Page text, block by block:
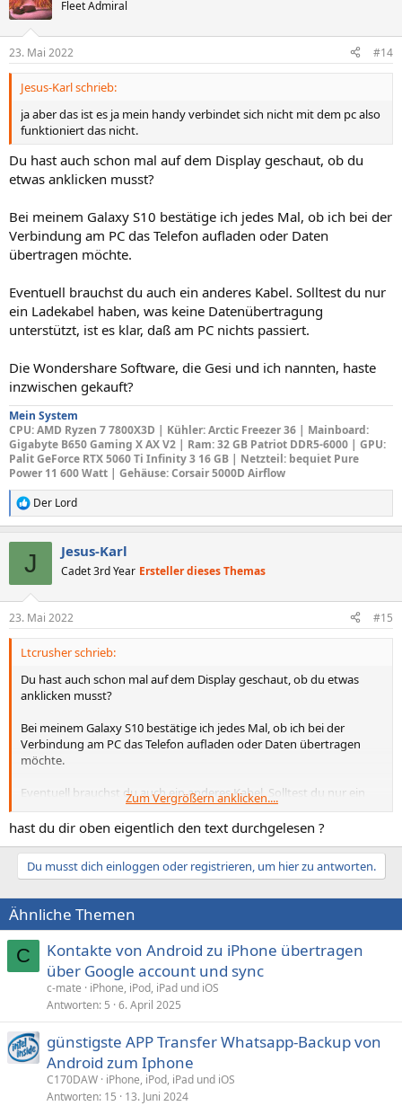
Fleet Admiral
23. Mai 2022 #14
Jesus-Karl schrieb:
ja aber das ist es ja mein handy verbindet sich nicht mit dem pc also
funktioniert das nicht.
Du hast auch schon mal auf dem Display geschaut, ob du
etwas anklicken musst?
Bei meinem Galaxy S10 bestätige ich jedes Mal, ob ich bei der
Verbindung am PC das Telefon aufladen oder Daten
übertragen möchte.
Eventuell brauchst du auch ein anderes Kabel. Solltest du nur
ein Ladekabel haben, was keine Datenübertragung
unterstützt, ist es klar, daß am PC nichts passiert.
Die Wondershare Software, die Gesi und ich nannten, haste
inzwischen gekauft?
Mein System
CPU: AMD Ryzen 7 7800X3D | Kühler: Arctic Freezer 36 | Mainboard:
Gigabyte B650 Gaming X AX V2 | Ram: 32 GB Patriot DDR5-6000 | GPU:
Palit GeForce RTX 5060 Ti Infinity 3 16 GB | Netzteil: bequiet Pure
Power 11 600 Watt | Gehäuse: Corsair 5000D Airflow
R
e
e
n
Der Lord
J Jesus-Karl
Cadet 3rd Year Ersteller dieses Themas
23. Mai 2022 #15
Ltcrusher schrieb:
Du hast auch schon mal auf dem Display geschaut, ob du etwas
anklicken musst?
Bei meinem Galaxy S10 bestätige ich jedes Mal, ob ich bei der
Verbindung am PC das Telefon aufladen oder Daten übertragen
möchte.
Eventuell brauchst du auch ein anderes Kabel. Solltest du nur ein
Ladekabel haben, was keine Datenübertragung unterstützt, ist es
klar, daß am PC nichts passiert.
Die Wondershare Software, die Gesi und ich nannten, haste
inzwischen gekauft?
Zum Vergrößern anklicken....
hast du dir oben eigentlich den text durchgelesen ?
Du musst dich einloggen oder registrieren, um hier zu antworten.
Ähnliche Themen
C
Kontakte von Android zu iPhone übertragen
über Google account und sync
c-mate
iPhone, iPod, iPad und iOS
Antworten 5 6. April 2025
günstigste APP Transfer Whatsapp-Backup von
Android zum Iphone
C170DAW iPhone, iPod, iPad und iOS
Antworten 15 13. Juni 2024